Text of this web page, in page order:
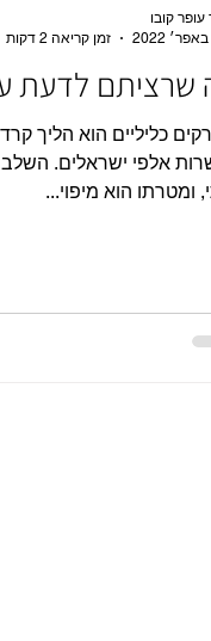
שרציתם לדעת
כליליים הוא הליך
אלפי ישראלים. השלב
ומטרתו הוא מיפוי...
עופר קובו
זמן קריאה 2 דקות